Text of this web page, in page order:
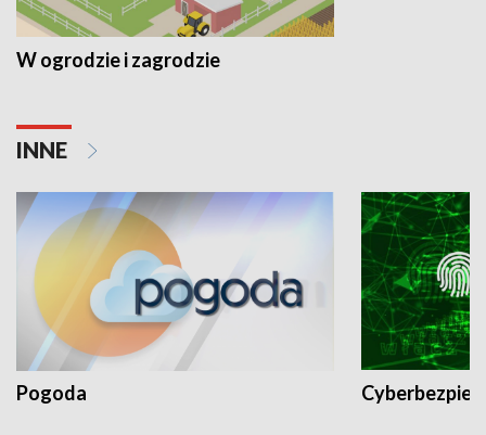
W ogrodzie i zagrodzie
INNE
Pogoda